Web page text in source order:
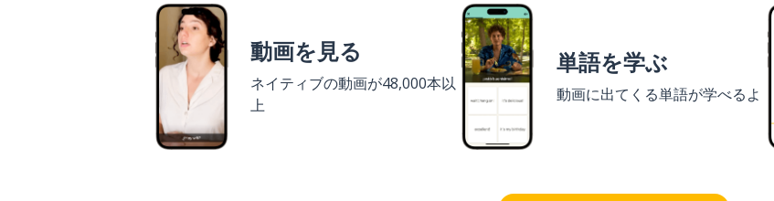
動画を見る
ネイティブの動画が48,000本以
上
単語を学ぶ
動画に出てくる単語が学べるよ